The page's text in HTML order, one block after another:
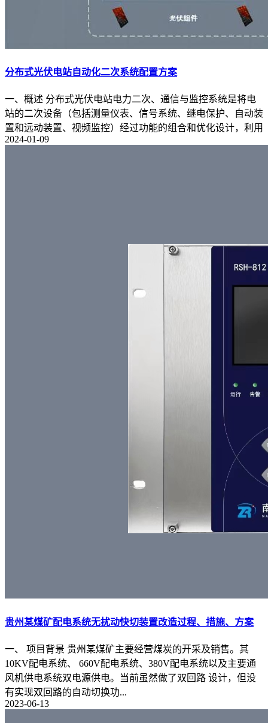
分布式光伏电站自动化二次系统配置方案
一、概述 分布式光伏电站电力二次、通信与监控系统是将电
站的二次设备（包括测量仪表、信号系统、继电保护、自动装
置和远动装置、视频监控）经过功能的组合和优化设计，利用
2024-01-09
贵州某煤矿配电系统无扰动快切装置改造过程、措施、方案
一、 项目背景 贵州某煤矿主要经营煤炭的开采及销售。其
10KV配电系统、 660V配电系统、380V配电系统以及主要通
风机供电系统双电源供电。当前虽然做了双回路 设计，但没
有实现双回路的自动切换功...
2023-06-13